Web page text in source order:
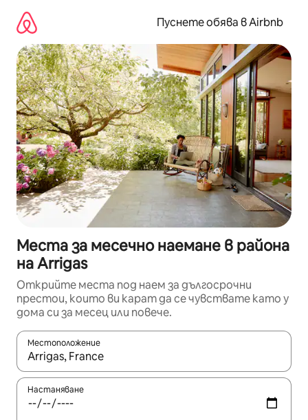
съдържанието
Пуснете обява в Airbnb
Места за месечно наемане в района
на Arrigas
Открийте места под наем за дългосрочни
престои, които ви карат да се чувствате като у
дома си за месец или повече.
Местоположение
Когато резултатите се покажат, използвайте
Настаняване